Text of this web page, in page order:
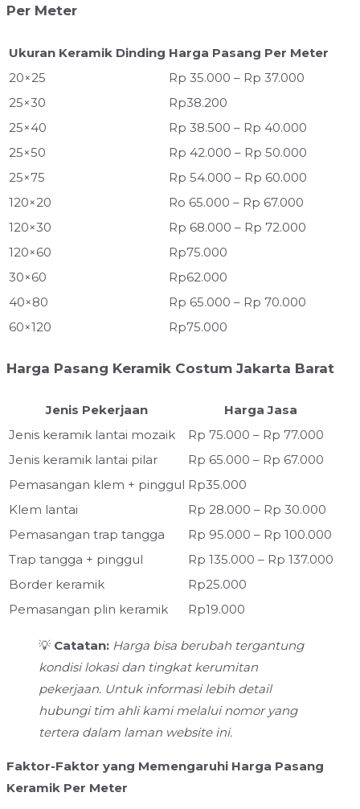
Per Meter
Ukuran Keramik Dinding Harga Pasang Per Meter
20×25
Rp 35.000 – Rp 37.000
25×30
Rp38.200
25×40
Rp 38.500 – Rp 40.000
25×50
Rp 42.000 – Rp 50.000
25×75
Rp 54.000 – Rp 60.000
120×20
Ro 65.000 – Rp 67.000
120×30
Rp 68.000 – Rp 72.000
120×60
Rp75.000
30×60
Rp62.000
40×80
Rp 65.000 – Rp 70.000
60×120
Rp75.000
Harga Pasang Keramik Costum Jakarta Barat
Jenis Pekerjaan
Harga Jasa
Jenis keramik lantai mozaik
Rp 75.000 – Rp 77.000
Jenis keramik lantai pilar
Rp 65.000 – Rp 67.000
Pemasangan klem + pinggul Rp35.000
Klem lantai
Rp 28.000 – Rp 30.000
Pemasangan trap tangga
Rp 95.000 – Rp 100.000
Trap tangga + pinggul
Rp 135.000 – Rp 137.000
Border keramik
Rp25.000
Pemasangan plin keramik
Rp19.000
💡 Catatan: Harga bisa berubah tergantung
kondisi lokasi dan tingkat kerumitan
pekerjaan. Untuk informasi lebih detail
hubungi tim ahli kami melalui nomor yang
tertera dalam laman website ini.
Faktor-Faktor yang Memengaruhi Harga Pasang
Keramik Per Meter